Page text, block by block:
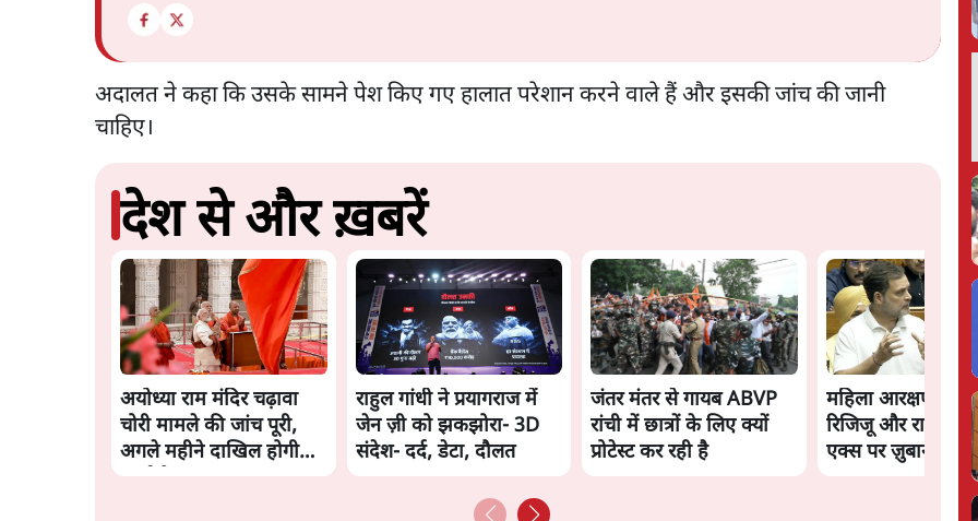
अदालत ने कहा कि उसके सामने पेश किए गए हालात परेशान करने वाले हैं और इसकी जांच की जानी
चाहिए।
देश से और ख़बरें
अयोध्या राम मंदिर चढ़ावा
चोरी मामले की जांच पूरी,
अगले महीने दाखिल होगी
राहुल गांधी ने प्रयागराज में
जेन ज़ी को झकझोरा- 3D
संदेश- दर्द, डेटा, दौलत
जंतर मंतर से गायब ABVP
रांची में छात्रों के लिए क्यों
प्रोटेस्ट कर रही है
महिला आरक्षण
रिजिजू और राहुल
एक्स पर ज़ुबानी जंग